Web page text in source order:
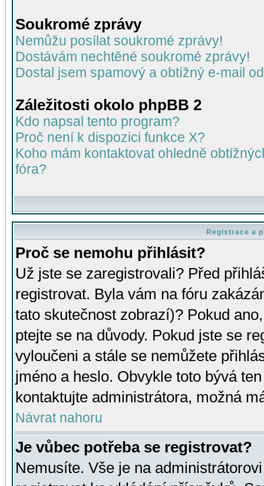
Soukromé zprávy
Nemůžu posílat soukromé zprávy!
Dostávám nechtěné soukromé zprávy!
Dostal jsem spamový a obtížný e-mail
Záležitosti okolo phpBB 2
Kdo napsal tento program?
Proč není k dispozici funkce X?
Koho mám kontaktovat ohledně
fóra?
Registrace a
Proč se nemohu přihlásit?
Už jste se zaregistrovali? Před
registrovat. Byla vám na fóru
tato skutečnost zobrazí)? Pokud
ptejte se na důvody. Pokud jste se
vyloučeni a stále se nemůžete
jméno a heslo. Obvykle toto bývá
kontaktujte administrátora, možná
Návrat nahoru
Je vůbec potřeba se registrovat?
Nemusíte. Vše je na